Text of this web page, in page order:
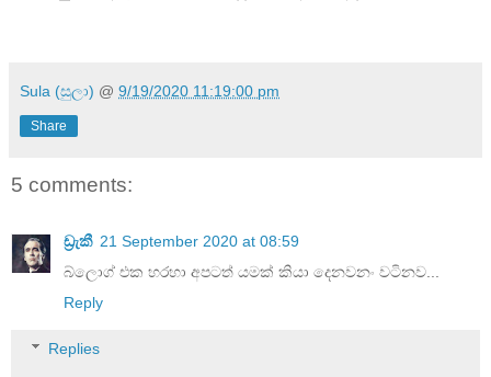
Sula (සුලා) @ 9/19/2020 11:19:00 pm
Share
5 comments:
ඩ්‍රැකී 21 September 2020 at 08:59
බ්ලොග් එක හරහා අපටත් යමක් කියා දෙනවනං වටිනව...
Reply
Replies